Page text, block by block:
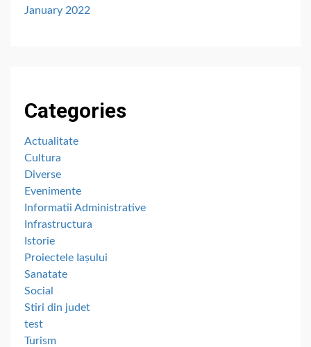
January 2022
Categories
Actualitate
Cultura
Diverse
Evenimente
Informatii Administrative
Infrastructura
Istorie
Proiectele Iașului
Sanatate
Social
Stiri din judet
test
Turism